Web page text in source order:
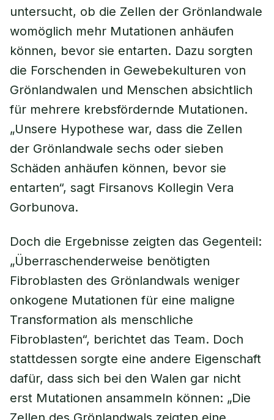
untersucht, ob die Zellen der Grönlandwale
womöglich mehr Mutationen anhäufen
können, bevor sie entarten. Dazu sorgten
die Forschenden in Gewebekulturen von
Grönlandwalen und Menschen absichtlich
für mehrere krebsfördernde Mutationen.
„Unsere Hypothese war, dass die Zellen
der Grönlandwale sechs oder sieben
Schäden anhäufen können, bevor sie
entarten“, sagt Firsanovs Kollegin Vera
Gorbunova.
Doch die Ergebnisse zeigten das Gegenteil:
„Überraschenderweise benötigten
Fibroblasten des Grönlandwals weniger
onkogene Mutationen für eine maligne
Transformation als menschliche
Fibroblasten“, berichtet das Team. Doch
stattdessen sorgte eine andere Eigenschaft
dafür, dass sich bei den Walen gar nicht
erst Mutationen ansammeln können: „Die